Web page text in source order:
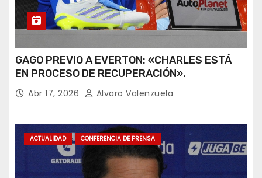
GAGO PREVIO A EVERTON: «CHARLES ESTÁ
EN PROCESO DE RECUPERACIÓN».
Abr 17, 2026 Alvaro Valenzuela
ACTUALIDAD CONFERENCIA DE PRENSA